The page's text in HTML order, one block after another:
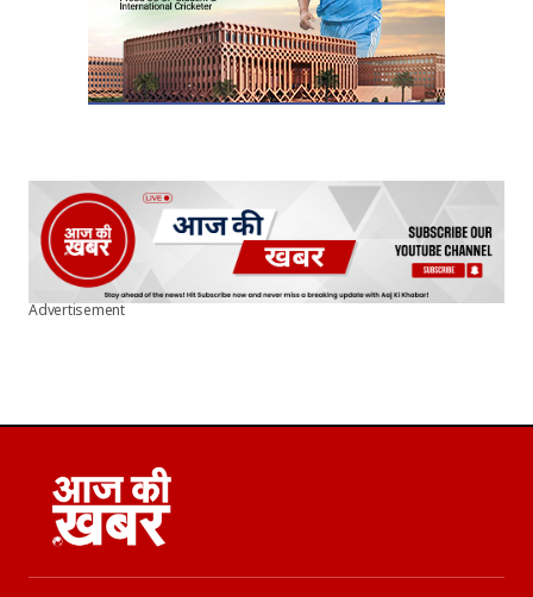
Advertisement